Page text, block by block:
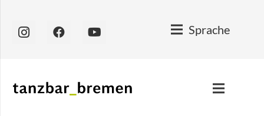
Sprache